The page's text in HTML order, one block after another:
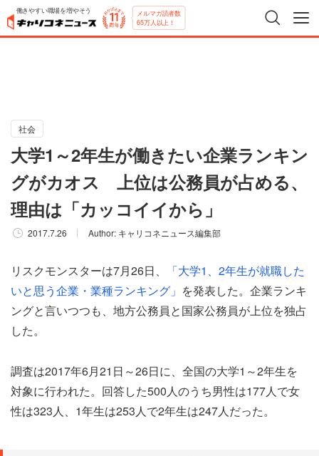
働きやすい職場を増やそう メルマガ読者数
65万人以上！
社会
大学1～2年生が働きたい企業ランキン
グがカオス 上位は公務員が占める、
理由は「カッコイイから」
2017.7.26 Author: キャリコネニュース編集部
リスクモンスターは7月26日、
「大学1、2年生が就職した
いと思う企業・業種ランキング」 を発表した。企業ランキ
ングと言いつつも、地方公務員と国家公務員が上位を独占
した。
調査は2017年6月21日～26日に、全国の大学1～2年生を
対象に行われた。回答した500人のうち男性は177人で女
性は323人、1年生は253人で2年生は247人だった。